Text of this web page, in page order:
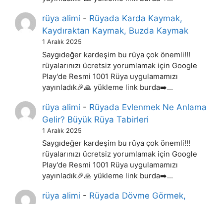
rüya alimi - Rüyada Karda Kaymak,
Kaydıraktan Kaymak, Buzda Kaymak
1 Aralık 2025
Saygıdeğer kardeşim bu rüya çok önemli!!!
rüyalarınızı ücretsiz yorumlamak için Google
Play'de Resmi 1001 Rüya uygulamamızı
yayınladık🎉🙏 yükleme link burda➡️…
rüya alimi - Rüyada Evlenmek Ne Anlama
Gelir? Büyük Rüya Tabirleri
1 Aralık 2025
Saygıdeğer kardeşim bu rüya çok önemli!!!
rüyalarınızı ücretsiz yorumlamak için Google
Play'de Resmi 1001 Rüya uygulamamızı
yayınladık🎉🙏 yükleme link burda➡️…
rüya alimi - Rüyada Dövme Görmek,